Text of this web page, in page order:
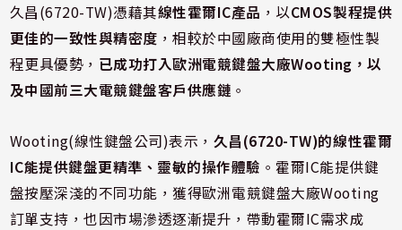
久昌(6720-TW)憑藉其線性霍爾IC產品 ，以CMOS製程提供
更佳的一致性與精密度 ，相較於中國廠商使用的雙極性製
程更具優勢， 已成功打入歐洲電競鍵盤大廠Wooting，以
及中國前三大電競鍵盤客戶供應鏈 。
Wooting(線性鍵盤公司)表示， 久昌(6720-TW)的線性霍爾
IC能提供鍵盤更精準、靈敏的操作體驗 。霍爾IC能提供鍵
盤按壓深淺的不同功能，獲得歐洲電競鍵盤大廠Wooting
訂單支持，也因市場滲透逐漸提升，帶動霍爾IC需求成